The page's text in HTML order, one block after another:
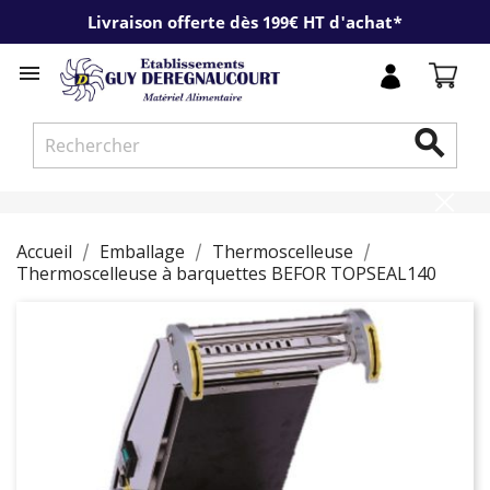
Livraison offerte dès 199€ HT d'achat*


Accueil Emballage
Thermoscelleuse
Thermoscelleuse à barquettes BEFOR TOPSEAL140